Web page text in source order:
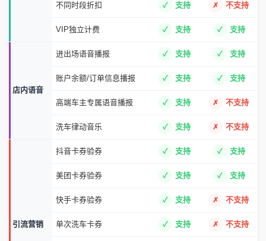
不同时段折扣 支持 不支持
VIP独立计费 支持 支持
店内语音
进出场语音播报 支持 支持
账户余额/订单信息播报 支持 支持
高端车主专属语音播报 支持 不支持
洗车律动音乐 支持 不支持
引流营销
抖音卡券验券 支持 支持
美团卡券验券 支持 支持
快手卡券验券 支持 不支持
单次洗车卡券 支持 不支持